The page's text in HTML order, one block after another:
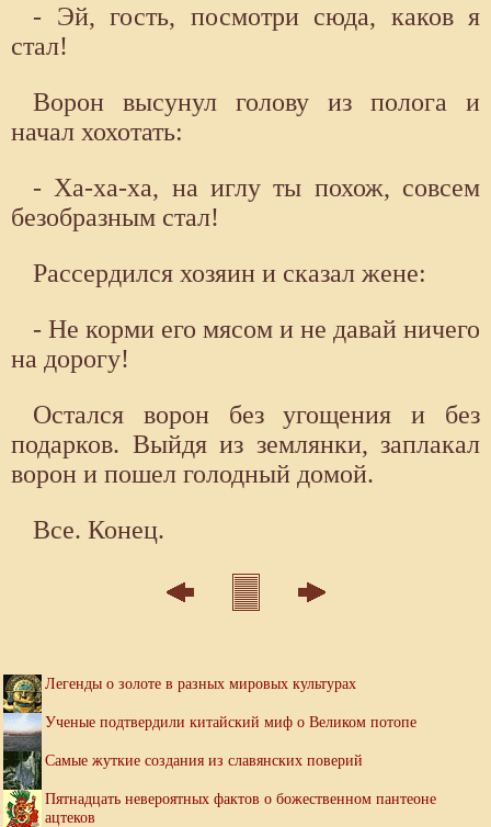
- Эй, гость, посмотри сюда, каков я
стал!
Ворон высунул голову из полога и
начал хохотать:
- Ха-ха-ха, на иглу ты похож, совсем
безобразным стал!
Рассердился хозяин и сказал жене:
- Не корми его мясом и не давай ничего
на дорогу!
Остался ворон без угощения и без
подарков. Выйдя из землянки, заплакал
ворон и пошел голодный домой.
Все. Конец.
Легенды о золоте в разных мировых культурах
Ученые подтвердили китайский миф о Великом потопе
Самые жуткие создания из славянских поверий
Пятнадцать невероятных фактов о божественном пантеоне
ацтеков